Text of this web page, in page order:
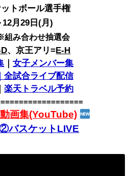
トボール選手権
12月29日(月)
組み合わせ抽選会
、京王アリ=E-H
｜女子メンバー集
試合ライブ配信
｜楽天トラベル予約
画集(YouTube)
バスケットLIVE